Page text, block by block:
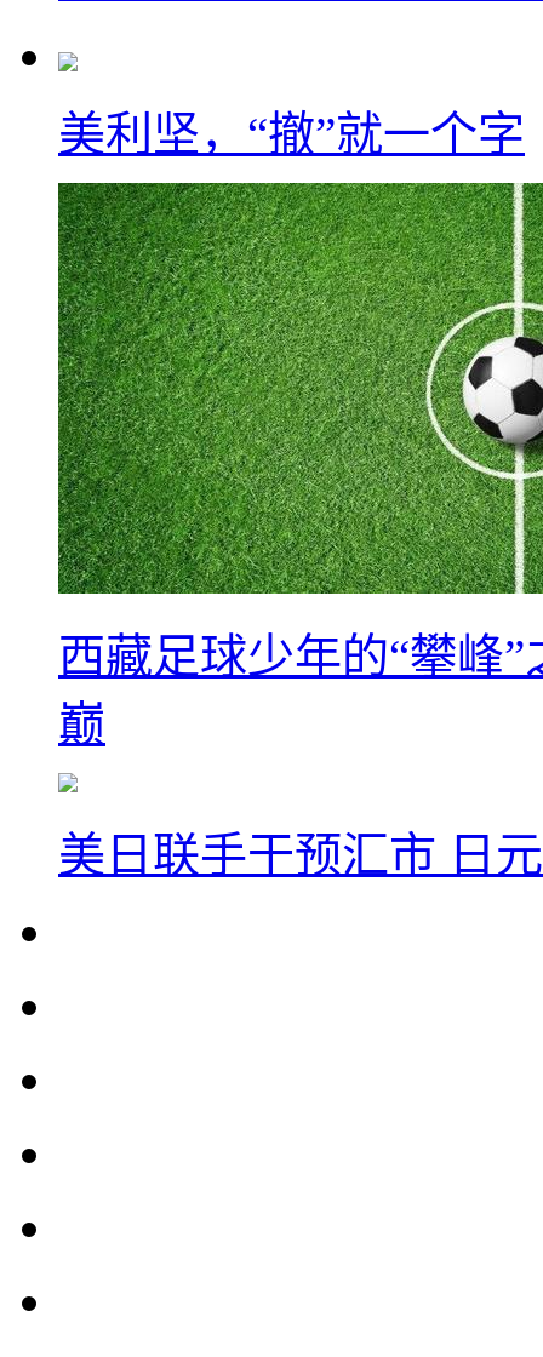
美利坚，“撤”就一个字
西藏足球少年的“攀峰
巅
美日联手干预汇市 日